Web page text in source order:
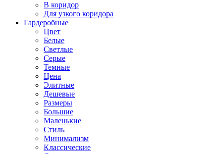
В коридор
Для узкого коридора
Гардеробные
Цвет
Белые
Светлые
Серые
Темные
Цена
Элитные
Дешевые
Размеры
Большие
Маленькие
Стиль
Минимализм
Классические